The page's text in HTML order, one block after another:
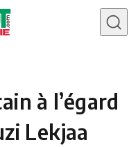
à l’égard
Lekjaa